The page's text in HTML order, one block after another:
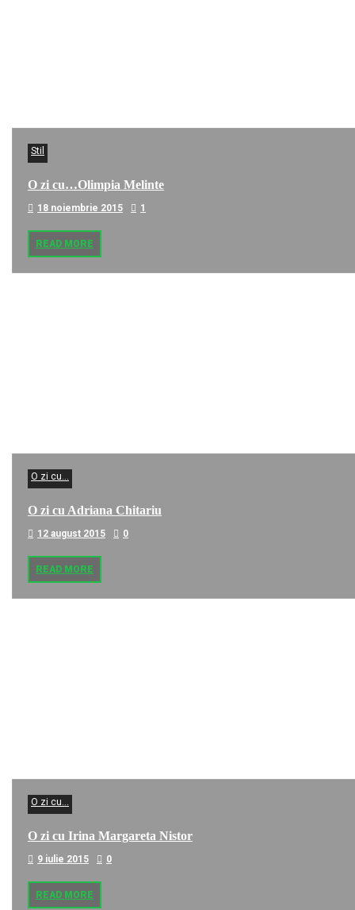
Stil
O zi cu…Olimpia Melinte
18 noiembrie 2015 1
READ MORE
O zi cu...
O zi cu Adriana Chitariu
12 august 2015 0
READ MORE
O zi cu...
O zi cu Irina Margareta Nistor
9 iulie 2015 0
READ MORE